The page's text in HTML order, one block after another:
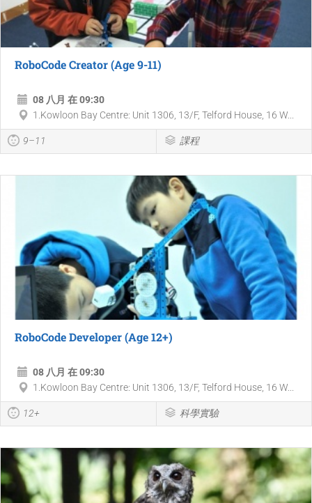
RoboCode Creator (Age 9-11)
08 八月 在 09:30
1.Kowloon Bay Centre: Unit 1306, 13/F, Telford House, 16 W...
9–11 課程
RoboCode Developer (Age 12+)
08 八月 在 09:30
1.Kowloon Bay Centre: Unit 1306, 13/F, Telford House, 16 W...
12+ 科學實驗